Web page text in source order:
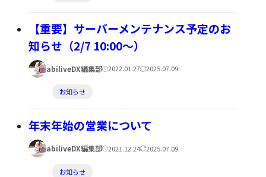
テ
ゴ
リ
ー:
【重要】サーバーメンテナンス予定のお
知らせ（2/7 10:00～）
著
者:
abiliveDX編集部公
日:
2022.01.27更
日:
2025.07.09
テ
ゴ
リ
ー:
お知らせ
年末年始の営業について
著
者:
abiliveDX編集部公2021.12.24更2025.07.09
お知らせ